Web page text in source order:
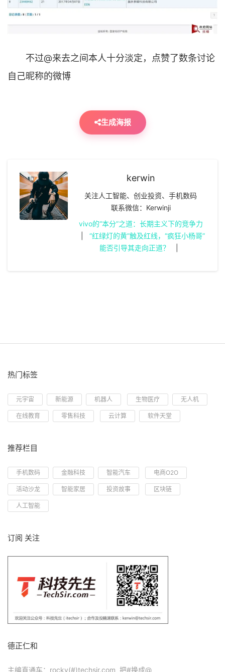
不过@来去之间本人十分淡定，点赞了数条讨论
自己昵称的微博
生成海报
kerwin
关注人工智能、创业投资、手机数码
联系微信：Kerwinji
vivo的“本分”之道：长期主义下的竞争力
“红绿灯的黄”触及红线，“疯狂小杨哥”
能否引导其走向正道？
热门标签
元宇宙 新能源 机器人 生物医疗 无人机
在线教育 零售科技 云计算 软件天堂
推荐栏目
手机数码 金融科技 智能汽车 电商O2O
活动沙龙 智能家居 投资故事 区块链
人工智能
订阅 关注
德正仁和
主编直通车：rocky(#)techsir.com 把#换成@